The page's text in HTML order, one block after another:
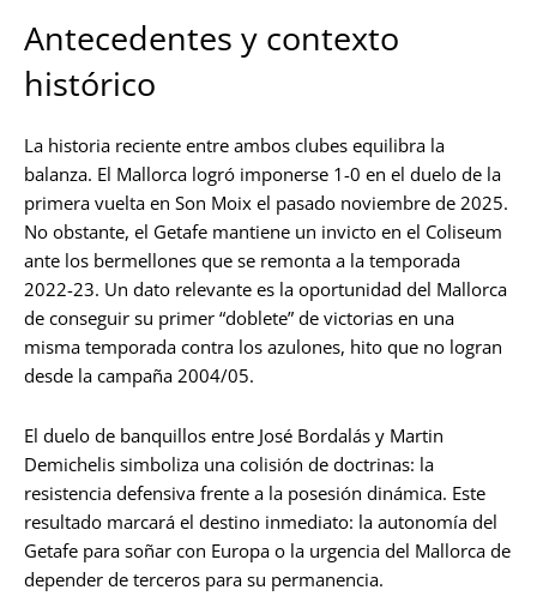
Antecedentes y contexto
histórico
La historia reciente entre ambos clubes equilibra la
balanza. El Mallorca logró imponerse 1-0 en el duelo de la
primera vuelta en Son Moix el pasado noviembre de 2025.
No obstante, el Getafe mantiene un invicto en el Coliseum
ante los bermellones que se remonta a la temporada
2022-23. Un dato relevante es la oportunidad del Mallorca
de conseguir su primer “doblete” de victorias en una
misma temporada contra los azulones, hito que no logran
desde la campaña 2004/05.
El duelo de banquillos entre José Bordalás y Martin
Demichelis simboliza una colisión de doctrinas: la
resistencia defensiva frente a la posesión dinámica. Este
resultado marcará el destino inmediato: la autonomía del
Getafe para soñar con Europa o la urgencia del Mallorca de
depender de terceros para su permanencia.